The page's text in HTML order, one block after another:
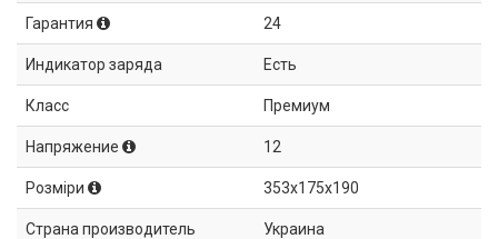
Гарантия 24
Индикатор заряда Есть
Класс Премиум
Напряжение 12
Розміри 353x175x190
Страна производитель Украина